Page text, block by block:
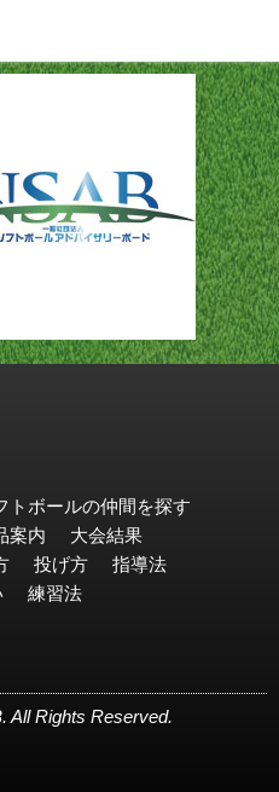
トボールの仲間を探す
案内
大会結果
投げ方
指導法
練習法
All Rights Reserved.